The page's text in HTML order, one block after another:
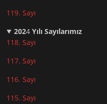
119. Sayı
2024Yılı Sayılarımız
118. Sayı
117. Sayı
116. Sayı
115. Sayı